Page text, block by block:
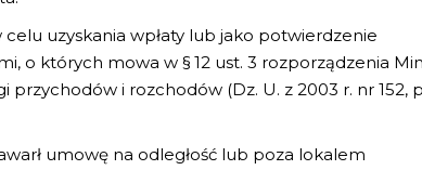
uzyskania wpłaty lub jako potwierdzenie
o których mowa w § 12 ust. 3 rozporządzenia
i rozchodów (Dz. U. z 2003 r. nr 152,
umowę na odległość lub poza lokalem